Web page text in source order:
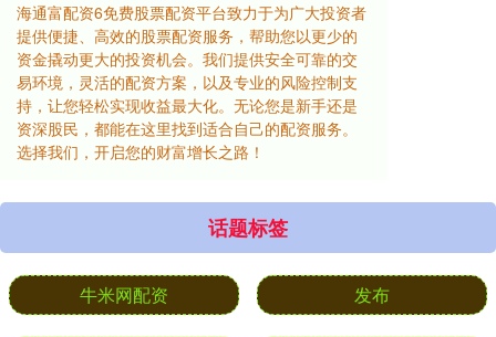
海通富配资6免费股票配资平台致力于为广大投资者
提供便捷、高效的股票配资服务，帮助您以更少的
资金撬动更大的投资机会。我们提供安全可靠的交
易环境，灵活的配资方案，以及专业的风险控制支
持，让您轻松实现收益最大化。无论您是新手还是
资深股民，都能在这里找到适合自己的配资服务。
选择我们，开启您的财富增长之路！
话题标签
牛米网配资 发布